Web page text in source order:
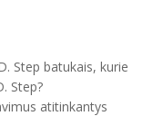
Step batukais, kurie
Step?
atitinkantys